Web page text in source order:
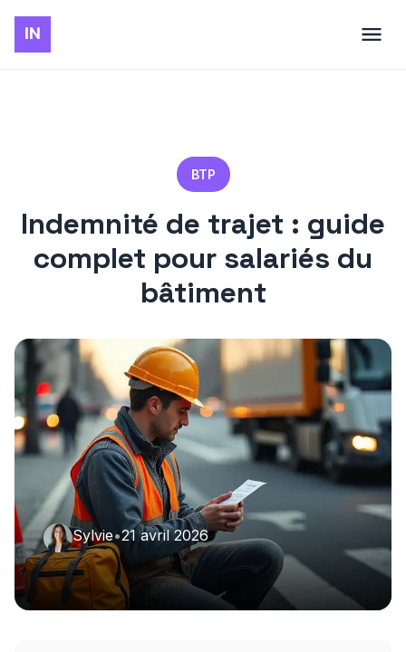
BTP
Indemnité de trajet : guide
complet pour salariés du
bâtiment
Sylvie•21 avril 2026